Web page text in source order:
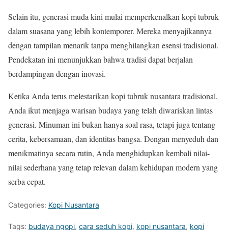
Selain itu, generasi muda kini mulai memperkenalkan kopi tubruk
dalam suasana yang lebih kontemporer. Mereka menyajikannya
dengan tampilan menarik tanpa menghilangkan esensi tradisional.
Pendekatan ini menunjukkan bahwa tradisi dapat berjalan
berdampingan dengan inovasi.
Ketika Anda terus melestarikan kopi tubruk nusantara tradisional,
Anda ikut menjaga warisan budaya yang telah diwariskan lintas
generasi. Minuman ini bukan hanya soal rasa, tetapi juga tentang
cerita, kebersamaan, dan identitas bangsa. Dengan menyeduh dan
menikmatinya secara rutin, Anda menghidupkan kembali nilai-
nilai sederhana yang tetap relevan dalam kehidupan modern yang
serba cepat.
Categories: Kopi Nusantara
Tags: budaya ngopi, cara seduh kopi, kopi nusantara, kopi